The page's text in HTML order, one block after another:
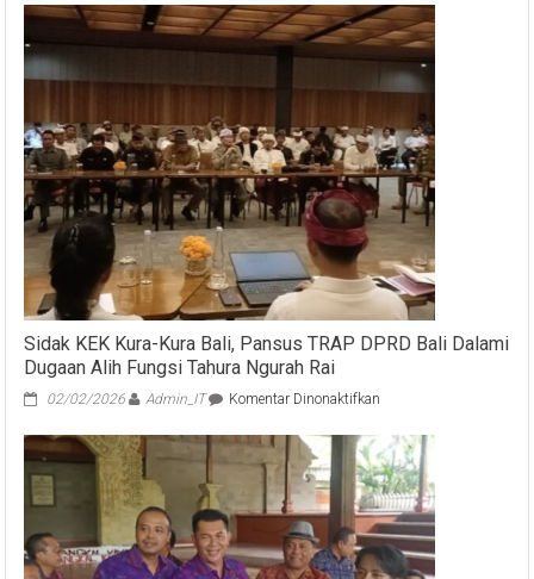
Bali
Gelar
Masa
Persidangan
III
Tahun
2021
Sidak KEK Kura-Kura Bali, Pansus TRAP DPRD Bali Dalami
Dugaan Alih Fungsi Tahura Ngurah Rai
02/02/2026 Admin_IT Komentar Dinonaktifkan
KEK
Kura-
Kura
Bali,
Pansus
TRAP
DPRD